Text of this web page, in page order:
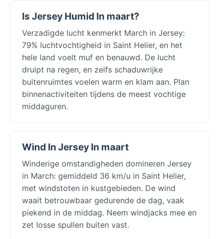
Is Jersey Humid In maart?
Verzadigde lucht kenmerkt March in Jersey:
79% luchtvochtigheid in Saint Helier, en het
hele land voelt muf en benauwd. De lucht
druipt na regen, en zelfs schaduwrijke
buitenruimtes voelen warm en klam aan. Plan
binnenactiviteiten tijdens de meest vochtige
middaguren.
Wind In Jersey In maart
Winderige omstandigheden domineren Jersey
in March: gemiddeld 36 km/u in Saint Helier,
met windstoten in kustgebieden. De wind
waait betrouwbaar gedurende de dag, vaak
piekend in de middag. Neem windjacks mee en
zet losse spullen buiten vast.